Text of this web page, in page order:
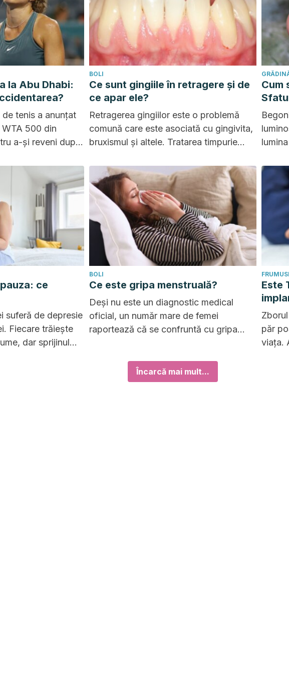
la Abu Dhabi:
tenis a anunțat
500 din
a-și reveni după
minoră, ea preferă
BOLI
Ce sunt gingiile în retragere și de
ce apar ele?
Retragerea gingiilor este o problemă
comună care este asociată cu gingivita,
bruxismul și altele. Tratarea timpurie
Cum
anului!
ce
suferă de depresie
Fiecare trăiește
dar sprijinul
BOLI
Ce este gripa menstruală?
Deși nu este un diagnostic medical
oficial, un număr mare de femei
raportează că se confruntă cu gripa
Este
păr
viața.
Încarcă mai mult...